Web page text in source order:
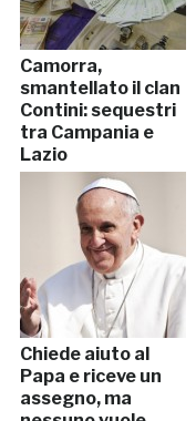
Camorra,
smantellato il clan
Contini: sequestri
tra Campania e
Lazio
Chiede aiuto al
Papa e riceve un
assegno, ma